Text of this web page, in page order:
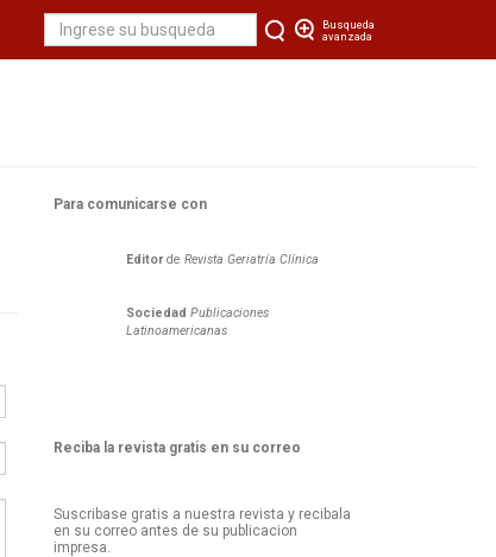
Busqueda
avanzada
Para comunicarse con
Editorde Revista Geriatría Clí­nica
Sociedad Publicaciones
Latinoamericanas
Reciba la revista gratis en su correo
Suscribase gratis a nuestra revista y recibala
en su correo antes de su publicacion
impresa.